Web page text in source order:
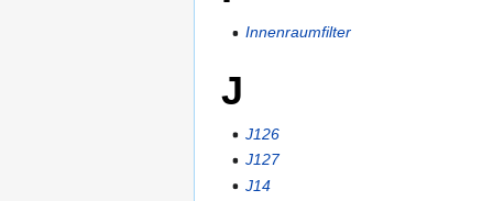
Innenraumfilter
J
J126
J127
J14